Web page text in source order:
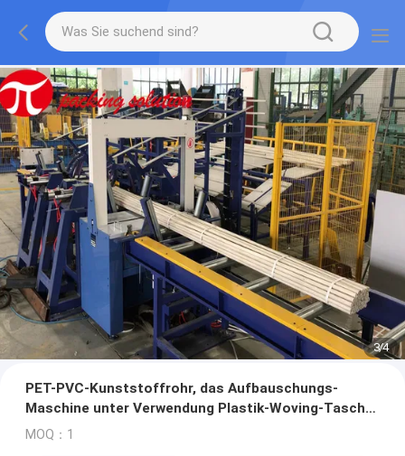
3/4
PET-PVC-Kunststoffrohr, das Aufbauschungs-
Maschine unter Verwendung Plastik-Woving-Tasche
zusammenrollt
MOQ：1